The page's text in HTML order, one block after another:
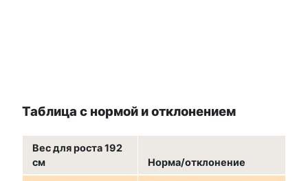
Таблица с нормой и отклонением
Вес для роста 192
см
Норма/отклонение